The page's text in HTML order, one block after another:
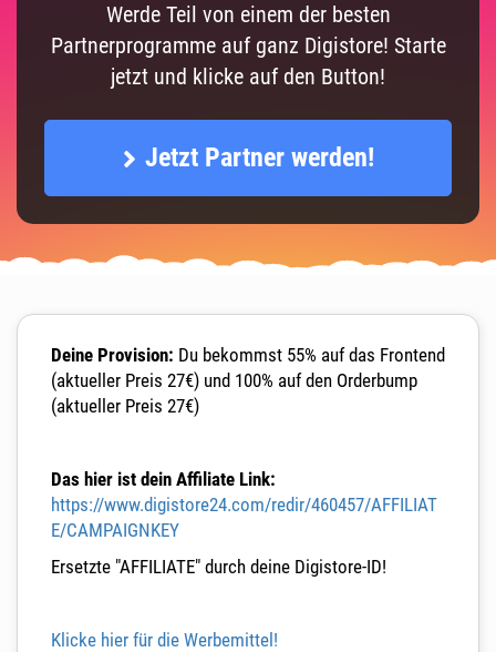
Werde Teil von einem der besten
Partnerprogramme auf ganz Digistore! Starte
jetzt und klicke auf den Button!
Jetzt Partner werden!
Deine Provision: Du bekommst 55% auf das Frontend
(aktueller Preis 27€) und 100% auf den Orderbump
(aktueller Preis 27€)
Das hier ist dein Affiliate Link:
https://www.digistore24.com/redir/460457/AFFILIAT
E/CAMPAIGNKEY
Ersetzte "AFFILIATE" durch deine Digistore-ID!
Klicke hier für die Werbemittel!